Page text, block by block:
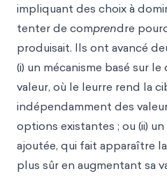
impliquant des choix à
tenter de comprendre
produisait. Ils ont avancé
(i) un mécanisme basé sur
valeur, où le leurre rend la
indépendamment des
options existantes ; ou (ii)
ajoutée, qui fait apparaître
plus sûr en augmentant sa